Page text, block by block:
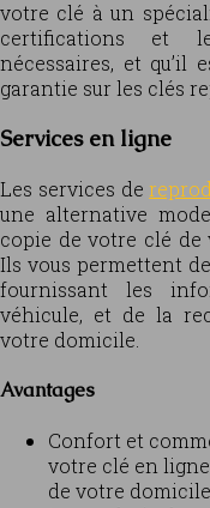
votre clé à un
certifications et
nécessaires, et qu’il
garantie sur les clés
Services en ligne
Les services de
une alternative
copie de votre clé de
Ils vous permettent
fournissant les
véhicule, et de la
votre domicile.
Avantages
Confort et
votre clé en
de votre